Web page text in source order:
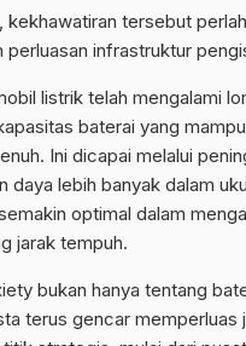
kekhawatiran tersebut
infrastruktur
listrik telah mengalami
baterai yang
Ini dicapai melalui
daya lebih banyak dalam
optimal dalam
jarak tempuh.
bukan hanya tentang
terus gencar memperluas